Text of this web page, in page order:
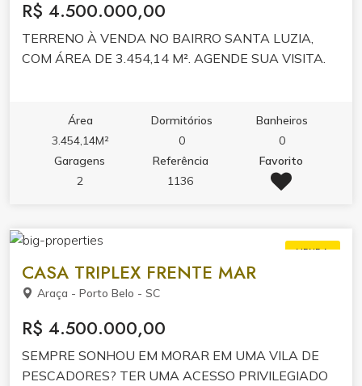
R$ 4.500.000,00
TERRENO À VENDA NO BAIRRO SANTA LUZIA,
COM ÁREA DE 3.454,14 M². AGENDE SUA VISITA.
Área
3.454,14M²
Dormitórios
0
Banheiros
0
Garagens
2
Referência
1136
Favorito
VENDA
CASA TRIPLEX FRENTE MAR
Araça - Porto Belo - SC
R$ 4.500.000,00
SEMPRE SONHOU EM MORAR EM UMA VILA DE
PESCADORES? TER UMA ACESSO PRIVILEGIADO